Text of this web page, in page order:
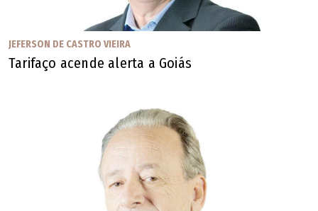
Reconhece que "a classe operária não irá mais ao
Paraíso", mas recomenda "não percamos a esperança", já
que "a mais louca das ilusões é esperar o dia em que o
homem não terá ilusões", e conclui dizendo "coitados dos
Seu tempo passou e a morte se aproxima, e a França gera
"600 mil cadáveres por ano, e tem apenas dois mil leitos
de cuidados paliativos". Talvez por isso cite o desfecho
das "Memórias de Além-Túmulo", de Chateubriand: "Os
JEFERSON DE CASTRO VIEIRA
Tarifaço acende alerta a Goiás